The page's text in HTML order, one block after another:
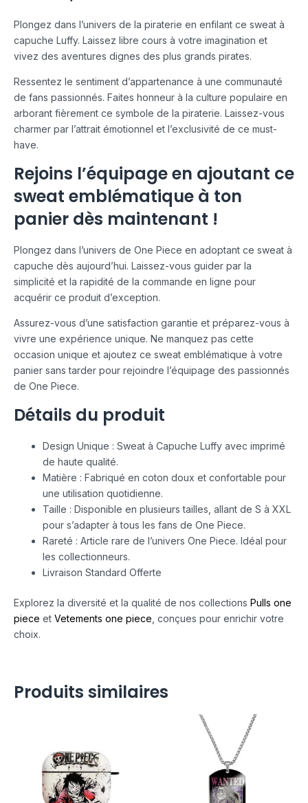
Plongez dans l’univers de la piraterie en enfilant ce sweat à
capuche Luffy. Laissez libre cours à votre imagination et
vivez des aventures dignes des plus grands pirates.
Ressentez le sentiment d’appartenance à une communauté
de fans passionnés. Faites honneur à la culture populaire en
arborant fièrement ce symbole de la piraterie. Laissez-vous
charmer par l’attrait émotionnel et l’exclusivité de ce must-
have.
Rejoins l’équipage en ajoutant ce
sweat emblématique à ton
panier dès maintenant !
Plongez dans l’univers de One Piece en adoptant ce sweat à
capuche dès aujourd’hui. Laissez-vous guider par la
simplicité et la rapidité de la commande en ligne pour
acquérir ce produit d’exception.
Assurez-vous d’une satisfaction garantie et préparez-vous à
vivre une expérience unique. Ne manquez pas cette
occasion unique et ajoutez ce sweat emblématique à votre
panier sans tarder pour rejoindre l’équipage des passionnés
de One Piece.
Détails du produit
Design Unique : Sweat à Capuche Luffy avec imprimé
de haute qualité.
Matière : Fabriqué en coton doux et confortable pour
une utilisation quotidienne.
Taille : Disponible en plusieurs tailles, allant de S à XXL
pour s’adapter à tous les fans de One Piece.
Rareté : Article rare de l’univers One Piece. Idéal pour
les collectionneurs.
Livraison Standard Offerte
Explorez la diversité et la qualité de nos collections Pulls one
piece et Vetements one piece , conçues pour enrichir votre
choix.
Produits similaires